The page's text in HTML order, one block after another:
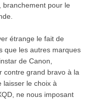
branchement pour le
étrange le fait de
que les autres marques
de Canon,
contre grand bravo à la
laisser le choix à
ne nous imposant